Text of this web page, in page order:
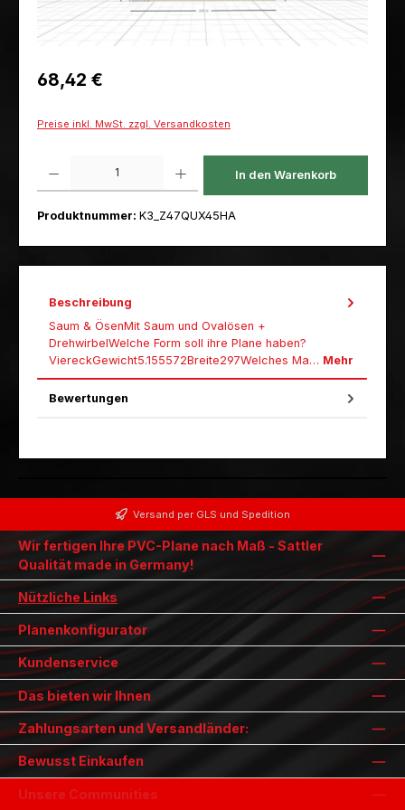
Regulärer Preis:
68,42 €
Preise inkl. MwSt. zzgl. Versandkosten
In den Warenkorb
Produktnummer: K3_Z47QUX45HA
Beschreibung
Saum & ÖsenMit Saum und Ovalösen +
DrehwirbelWelche Form soll ihre Plane haben?
ViereckGewicht5.155572Breite297Welches Ma… Mehr
Bewertungen
Versand per GLS und Spedition
Wir fertigen Ihre PVC-Plane nach Maß - Sattler
Qualität made in Germany!
Nützliche Links
Planenkonfigurator
Kundenservice
Das bieten wir Ihnen
Zahlungsarten und Versandländer:
Bewusst Einkaufen
Unsere Communities